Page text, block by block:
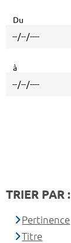
Du
à
TRIER PAR :
Pertinence
Titre